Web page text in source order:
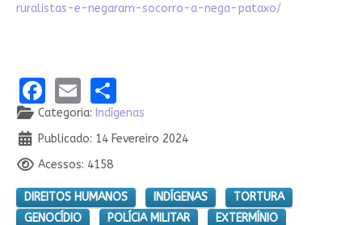
ruralistas-e-negaram-socorro-a-nega-pataxo/
Facebook
EmailShare
Detalhes
Categoria: Indígenas
Publicado: 14 Fevereiro 2024
Acessos: 4158
DIREITOS HUMANOS INDÍGENAS
TORTURA
GENOCÍDIO
POLÍCIA MILITAR
EXTERMÍNIO